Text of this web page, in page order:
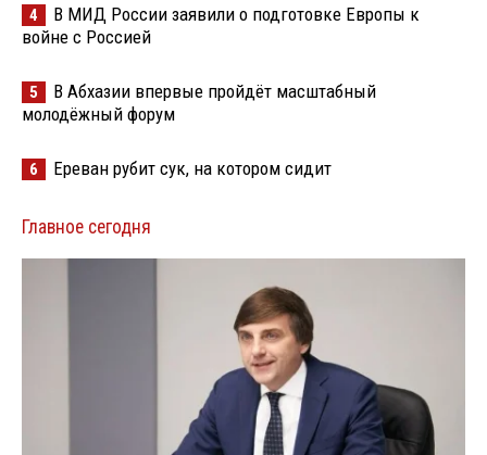
4
В МИД России заявили о подготовке Европы к
войне с Россией
5
В Абхазии впервые пройдёт масштабный
молодёжный форум
6 Ереван рубит сук, на котором сидит
Главное сегодня